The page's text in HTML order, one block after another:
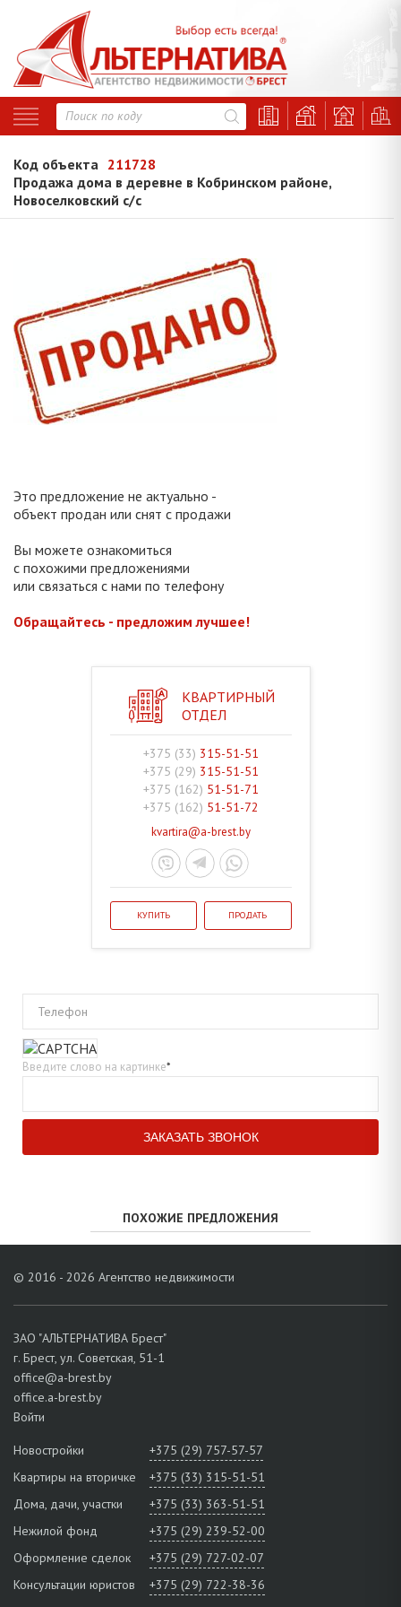
Код объекта 211728
Продажа дома в деревне в Кобринском районе,
Новоселковский с/с
Это предложение не актуально -
объект продан или снят с продажи
Вы можете ознакомиться
с похожими предложениями
или связаться с нами по телефону
Обращайтесь - предложим лучшее!
КВАРТИРНЫЙ
ОТДЕЛ
+375 (33) 315-51-51
+375 (29) 315-51-51
+375 (162) 51-51-71
+375 (162) 51-51-72
kvartira@a-brest.by
КУПИТЬ ПРОДАТЬ
Телефон
Введите слово на картинке*
ПОХОЖИЕ ПРЕДЛОЖЕНИЯ
© 2016 - 2026 Агентство недвижимости
ЗАО "АЛЬТЕРНАТИВА Брест"
г. Брест, ул. Советская, 51-1
office@a-brest.by
office.a-brest.by
Войти
Новостройки
+375 (29) 757-57-57
Квартиры на вторичке
+375 (33) 315-51-51
Дома, дачи, участки
+375 (33) 363-51-51
Нежилой фонд
+375 (29) 239-52-00
Оформление сделок
+375 (29) 727-02-07
Консультации юристов
+375 (29) 722-38-36